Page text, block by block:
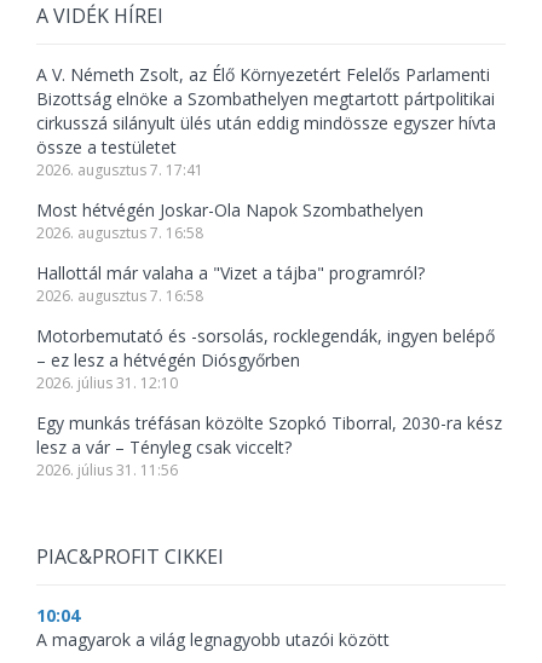
A VIDÉK HÍREI
A V. Németh Zsolt, az Élő Környezetért Felelős Parlamenti
Bizottság elnöke a Szombathelyen megtartott pártpolitikai
cirkusszá silányult ülés után eddig mindössze egyszer hívta
össze a testületet
2026. augusztus 7. 17:41
Most hétvégén Joskar-Ola Napok Szombathelyen
2026. augusztus 7. 16:58
Hallottál már valaha a "Vizet a tájba" programról?
2026. augusztus 7. 16:58
Motorbemutató és -sorsolás, rocklegendák, ingyen belépő
– ez lesz a hétvégén Diósgyőrben
2026. július 31. 12:10
Egy munkás tréfásan közölte Szopkó Tiborral, 2030-ra kész
lesz a vár – Tényleg csak viccelt?
2026. július 31. 11:56
PIAC&PROFIT CIKKEI
10:04
A magyarok a világ legnagyobb utazói között